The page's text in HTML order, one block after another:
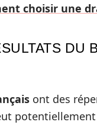
choisir une
DU
ont des